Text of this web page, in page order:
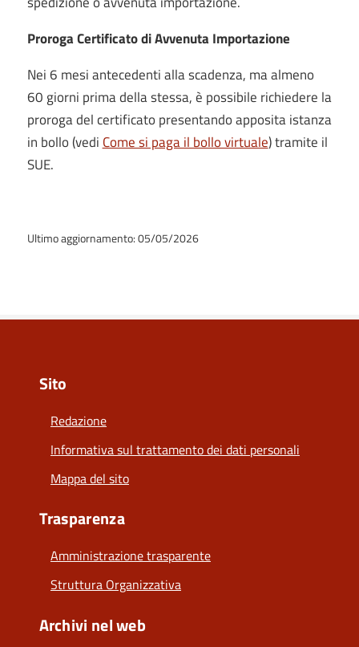
Proroga Certificato di Avvenuta Importazione
Nei 6 mesi antecedenti alla scadenza, ma almeno
60 giorni prima della stessa, è possibile richiedere la
proroga del certificato presentando apposita istanza
in bollo (vedi Come si paga il bollo virtuale) tramite il
SUE.
Ultimo aggiornamento: 05/05/2026
Sito
Redazione
Informativa sul trattamento dei dati personali
Mappa del sito
Trasparenza
Amministrazione trasparente
Struttura Organizzativa
Archivi nel web